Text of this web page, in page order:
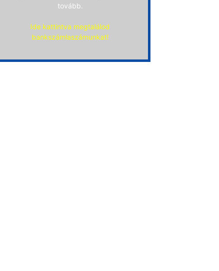
tovább.
Ide kattintva megtalálod
bankszámlaszámunkat!